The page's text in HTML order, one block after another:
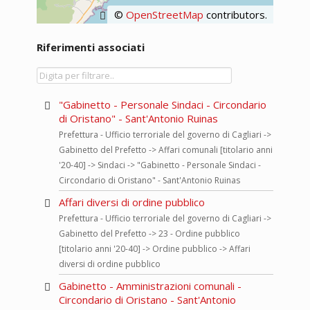
© OpenStreetMap contributors.
Riferimenti associati
"Gabinetto - Personale Sindaci - Circondario
di Oristano" - Sant'Antonio Ruinas
Prefettura - Ufficio terroriale del governo di Cagliari ->
Gabinetto del Prefetto -> Affari comunali [titolario anni
'20-40] -> Sindaci -> "Gabinetto - Personale Sindaci -
Circondario di Oristano" - Sant'Antonio Ruinas
Affari diversi di ordine pubblico
Prefettura - Ufficio terroriale del governo di Cagliari ->
Gabinetto del Prefetto -> 23 - Ordine pubblico
[titolario anni '20-40] -> Ordine pubblico -> Affari
diversi di ordine pubblico
Gabinetto - Amministrazioni comunali -
Circondario di Oristano - Sant'Antonio